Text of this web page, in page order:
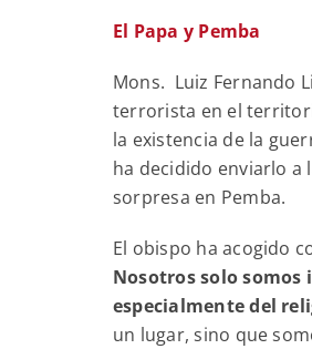
El Papa y Pemba
Mons. Luiz Fernando
terrorista en el
la existencia de la
ha decidido enviarlo a
sorpresa en Pemba.
El obispo ha acogido
Nosotros solo
especialmente del
un lugar, sino que